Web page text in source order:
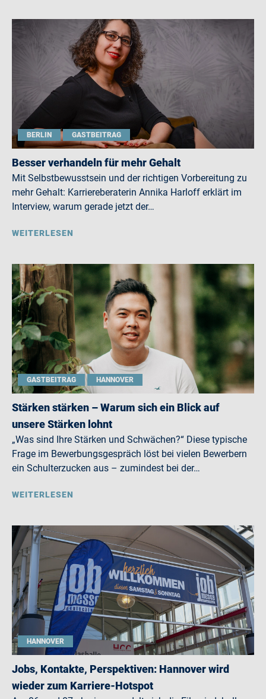
BERLIN GASTBEITRAG
Besser verhandeln für mehr Gehalt
Mit Selbstbewusstsein und der richtigen Vorbereitung zu
mehr Gehalt: Karriereberaterin Annika Harloff erklärt im
Interview, warum gerade jetzt der…
WEITERLESEN
GASTBEITRAG HANNOVER
Stärken stärken – Warum sich ein Blick auf
unsere Stärken lohnt
„Was sind Ihre Stärken und Schwächen?“ Diese typische
Frage im Bewerbungsgespräch löst bei vielen Bewerbern
ein Schulterzucken aus – zumindest bei der…
WEITERLESEN
HANNOVER
Jobs, Kontakte, Perspektiven: Hannover wird
wieder zum Karriere-Hotspot